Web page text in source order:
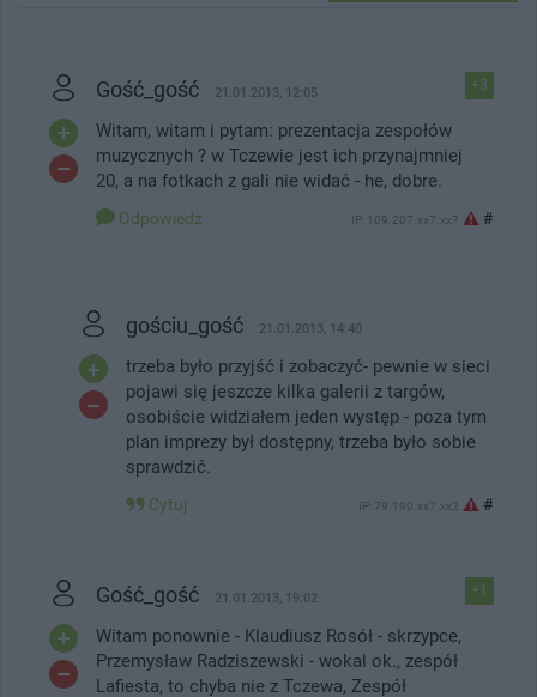
+3
Gość_gość 21.01.2013, 12:05
Witam, witam i pytam: prezentacja zespołów
muzycznych ? w Tczewie jest ich przynajmniej
20, a na fotkach z gali nie widać - he, dobre.
Odpowiedz IP: 109.207.xx7.xx7 #
gościu_gość 21.01.2013, 14:40
trzeba było przyjść i zobaczyć- pewnie w sieci
pojawi się jeszcze kilka galerii z targów,
osobiście widziałem jeden występ - poza tym
plan imprezy był dostępny, trzeba było sobie
sprawdzić.
Cytuj IP: 79.190.xx7.xx2 #
+1
Gość_gość 21.01.2013, 19:02
Witam ponownie - Klaudiusz Rosół - skrzypce,
Przemysław Radziszewski - wokal ok., zespół
Lafiesta, to chyba nie z Tczewa, Zespół